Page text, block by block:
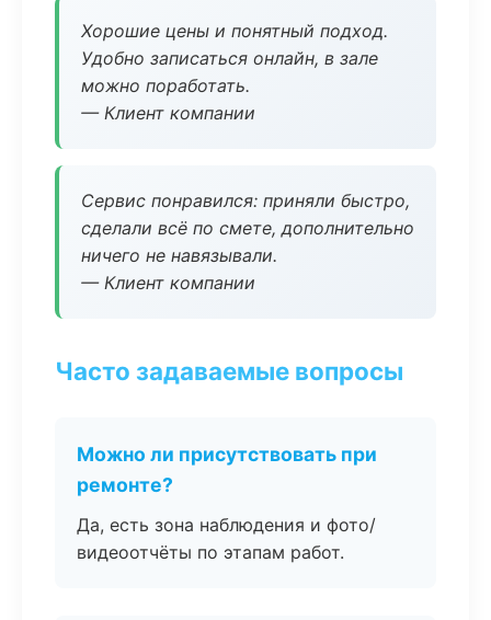
Хорошие цены и понятный подход.
Удобно записаться онлайн, в зале
можно поработать.
— Клиент компании
Сервис понравился: приняли быстро,
сделали всё по смете, дополнительно
ничего не навязывали.
— Клиент компании
Часто задаваемые вопросы
Можно ли присутствовать при
ремонте?
Да, есть зона наблюдения и фото/
видеоотчёты по этапам работ.